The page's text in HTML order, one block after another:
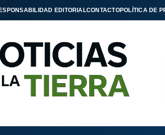
EDITORIALCONTACTOPOLÍTICA DE